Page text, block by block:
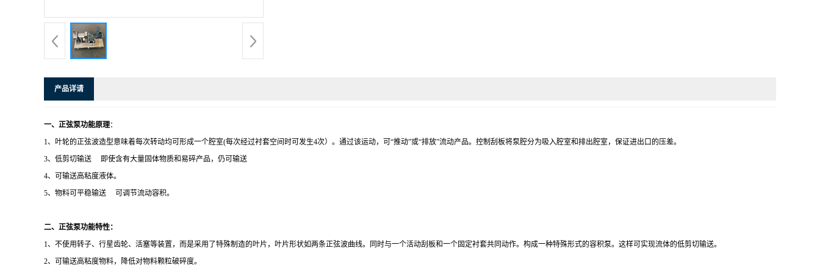
产品详请
一、正弦泵功能原理：
1、叶轮的正弦波造型意味着每次转动均可形成一个腔室(每次经过衬套空间时可发生4次）。通过该运动，可“推动”或“排放”流动产品。控制刮板将泵腔分为吸入腔室和排出腔室，保证进出口的压差。
3、低剪切输送
即使含有大量固体物质和易碎产品，仍可输送
4、可输送高粘度液体。
5、物料可平稳输送 可调节流动容积。
二、正弦泵功能特性：
1、不使用转子、行星齿轮、活塞等装置，而是采用了特殊制造的叶片，叶片形状如两条正弦波曲线。同时与一个活动刮板和一个固定衬套共同动作。构成一种特殊形式的容积泵。这样可实现流体的低剪切输送。
2、可输送高粘度物料，降低对物料颗粒破碎度。